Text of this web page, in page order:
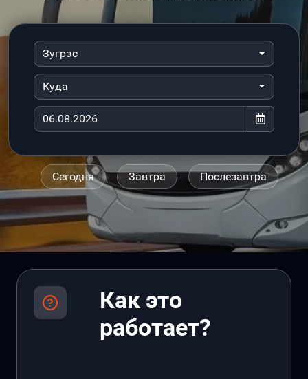
Зугрэс
Куда
Сегодня Завтра Послезавтра
Как это
работает?